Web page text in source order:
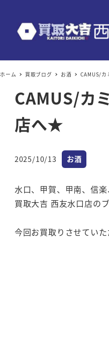
ホーム 買取ブログ お酒 CAMUS/カ
CAMUS/カ
店へ★
投稿日
2025/10/13 カテゴリー
お酒
水口、甲賀、甲南、信
買取大吉 西友水口店の
今回お買取りさせてい